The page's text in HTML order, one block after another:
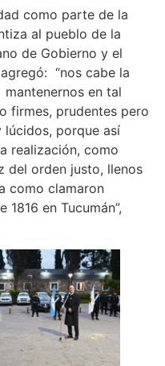
como parte de la
al pueblo de la
de Gobierno y el
“nos cabe la
en tal
firmes, prudentes pero
lúcidos, porque así
realización, como
del orden justo, llenos
como clamaron
en Tucumán”,